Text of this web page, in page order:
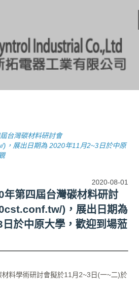
台灣碳材料研討會
)，展出日期為 2020年11月2~3日於中原
2020-08-01
年第四屆台灣碳材料研討
)，展出日期為
於中原大學，歡迎到場蒞
料學術研討會擬於11月2~3日(一~二)於